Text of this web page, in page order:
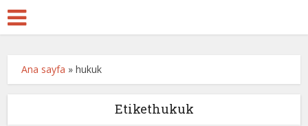
Ana sayfa »hukuk
Etikethukuk